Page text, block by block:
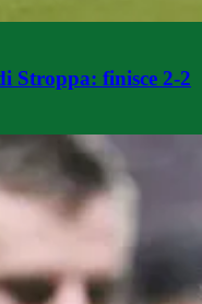
Stroppa: finisce 2-2